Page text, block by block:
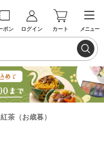
ポン ログイン カート メニュー
茶（お歳暮）